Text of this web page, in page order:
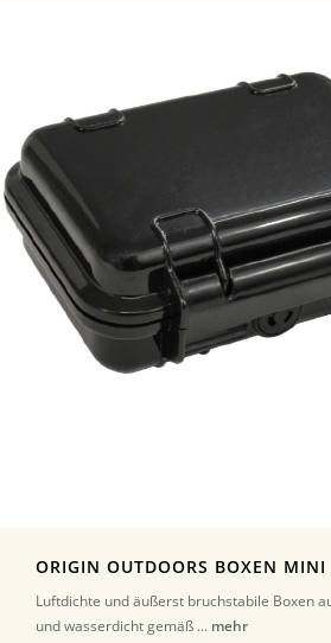
ORIGIN OUTDOORS BOXEN MINI
Luftdichte und äußerst bruchstabile Boxen
und wasserdicht gemäß ... mehr